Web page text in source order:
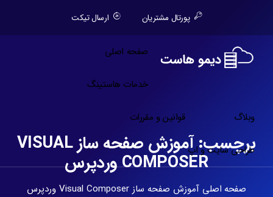
پورتال مشتریان ارسال تیکت
صفحه اصلی
خدمات هاستینگ
وبلاگ قوانین و مقررات
طراحی سایت و اپ
برچسب: آموزش صفحه ساز VISUAL
COMPOSER وردپرس
صفحه اصلی آموزش صفحه ساز Visual Composer وردپرس